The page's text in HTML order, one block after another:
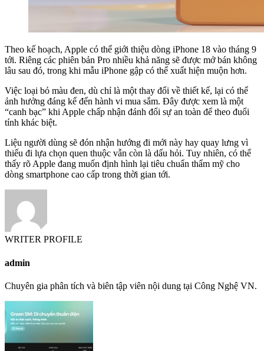
Theo kế hoạch, Apple có thể giới thiệu dòng iPhone 18 vào tháng 9
tới. Riêng các phiên bản Pro nhiều khả năng sẽ được mở bán không
lâu sau đó, trong khi mẫu iPhone gập có thể xuất hiện muộn hơn.
Việc loại bỏ màu đen, dù chỉ là một thay đổi về thiết kế, lại có thể
ảnh hưởng đáng kể đến hành vi mua sắm. Đây được xem là một
“canh bạc” khi Apple chấp nhận đánh đổi sự an toàn để theo đuổi
tính khác biệt.
Liệu người dùng sẽ đón nhận hướng đi mới này hay quay lưng vì
thiếu đi lựa chọn quen thuộc vẫn còn là dấu hỏi. Tuy nhiên, có thể
thấy rõ Apple đang muốn định hình lại tiêu chuẩn thẩm mỹ cho
dòng smartphone cao cấp trong thời gian tới.
WRITER PROFILE
admin
Chuyên gia phân tích và biên tập viên nội dung tại Công Nghệ VN.